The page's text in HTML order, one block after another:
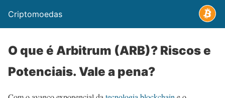
Criptomoedas
O que é Arbitrum (ARB)? Riscos e
Potenciais. Vale a pena?